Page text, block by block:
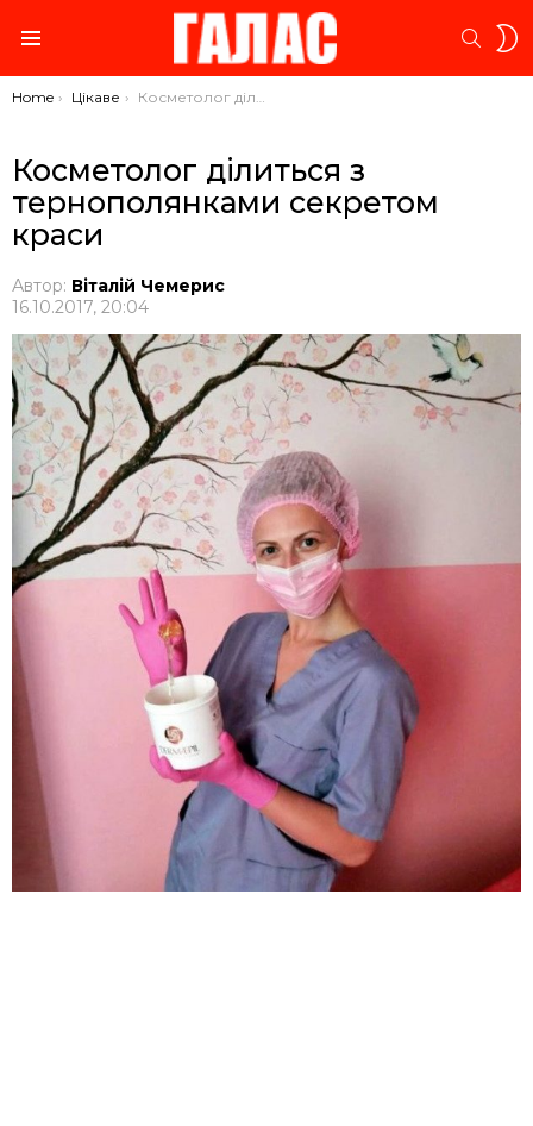
You are here:
Home Цікаве Косметолог ділиться з тернополянками секретом краси
Косметолог ділиться з
тернополянками секретом
краси
Автор: Віталій Чемерис
16.10.2017, 20:04